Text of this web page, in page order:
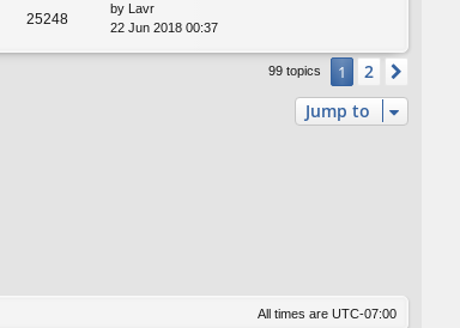
25248
by
Lavr
22 Jun 2018 00:37
99 topics 1 2
Jump to
All times are UTC-07:00